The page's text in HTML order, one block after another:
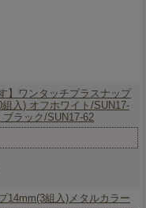
】
ワンタッチプラスナップ
入) オフホワイト/SUN17-
ラック/SUN17-62
14mm(3組入)メタルカラー